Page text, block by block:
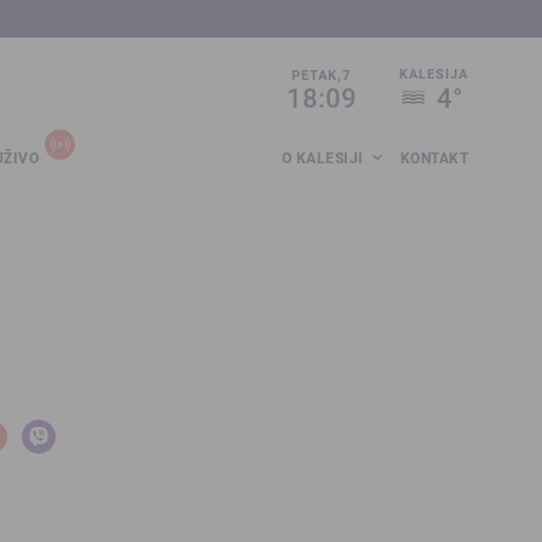
PETAK,7
18:09
KALESIJA
4°
O KALESIJI KONTAKT